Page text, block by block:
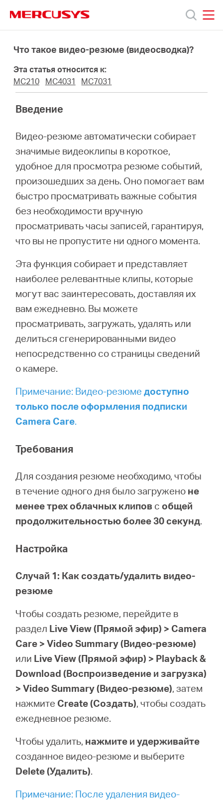
navigation
Модели
Поддержка
компании
купить
Что такое видео-резюме (видеосводка)?
Эта статья относится к:
MC210
MC4031 MC7031
Введение
Видео-резюме автоматически собирает
значимые видеоклипы в короткое,
удобное для просмотра резюме событий,
произошедших за день. Оно помогает вам
быстро просматривать важные события
без необходимости вручную
просматривать часы записей, гарантируя,
что вы не пропустите ни одного момента.
Эта функция собирает и представляет
наиболее релевантные клипы, которые
могут вас заинтересовать, доставляя их
вам ежедневно. Вы можете
просматривать, загружать, удалять или
делиться сгенерированными видео
непосредственно со страницы сведений
о камере.
Примечание: Видео-резюмедоступно
только после оформления подписки
Camera Care.
Требования
Для создания резюме необходимо, чтобы
в течение одного дня было загружено не
менее трех облачных клипов с общей
продолжительностью более 30 секунд.
Настройка
Случай 1: Как создать/удалить видео-
резюме
Чтобы создать резюме, перейдите в
раздел Live View (Прямой эфир) > Camera
Care > Video Summary (Видео-резюме)
или Live View (Прямой эфир) > Playback &
Download (Воспроизведение и загрузка)
> Video Summary (Видео-резюме), затем
нажмите Create (Создать), чтобы создать
ежедневное резюме.
Чтобы удалить, нажмите и удерживайте
созданное видео-резюме и выберите
Delete (Удалить).
Примечание: После удаления видео-